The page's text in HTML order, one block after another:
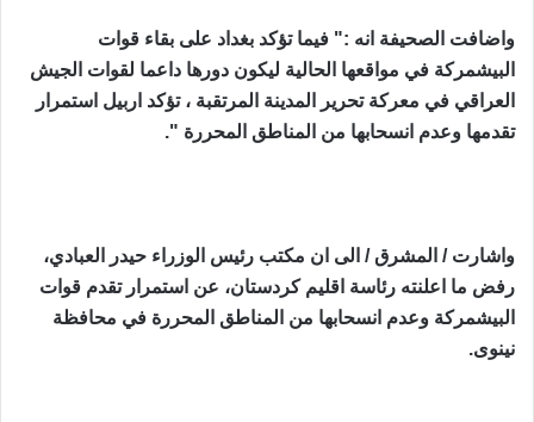
واضافت الصحيفة انه :" فيما تؤكد بغداد على بقاء قوات
البيشمركة في مواقعها الحالية ليكون دورها داعما لقوات الجيش
العراقي في معركة تحرير المدينة المرتقبة ، تؤكد اربيل استمرار
تقدمها وعدم انسحابها من المناطق المحررة ".
واشارت / المشرق / الى ان مكتب رئيس الوزراء حيدر العبادي،
رفض ما اعلنته رئاسة اقليم كردستان، عن استمرار تقدم قوات
البيشمركة وعدم انسحابها من المناطق المحررة في محافظة
نينوى.